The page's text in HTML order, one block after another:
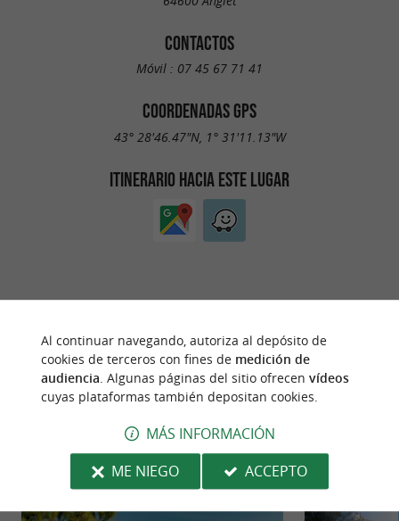
CONTACTOS
Móvil : 07 45 67 71 41
COORDENADAS GPS
43° 28'46.47"N, 1° 31'11.13"W
ITINERARIO HACIA ESTE LUGAR
PARA DESCUBRIRALREDEDOR
Información
Al continuar navegando, autoriza al depósito de
cookies de terceros con fines de medición de
audiencia . Algunas páginas del sitio ofrecen vídeos
cuyas plataformas también depositan cookies.
MÁS INFORMACIÓN
ME NIEGO
ACCEPTO